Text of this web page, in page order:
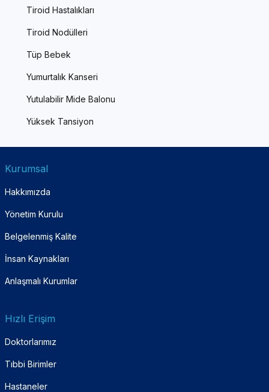
Tiroid Hastalıkları
Tiroid Nodülleri
Tüp Bebek
Yumurtalık Kanseri
Yutulabilir Mide Balonu
Yüksek Tansiyon
Kurumsal
Hakkımızda
Yönetim Kurulu
Belgelenmiş Kalite
İnsan Kaynakları
Anlaşmalı Kurumlar
Hızlı Erişim
Doktorlarımız
Tıbbi Birimler
Hastaneler